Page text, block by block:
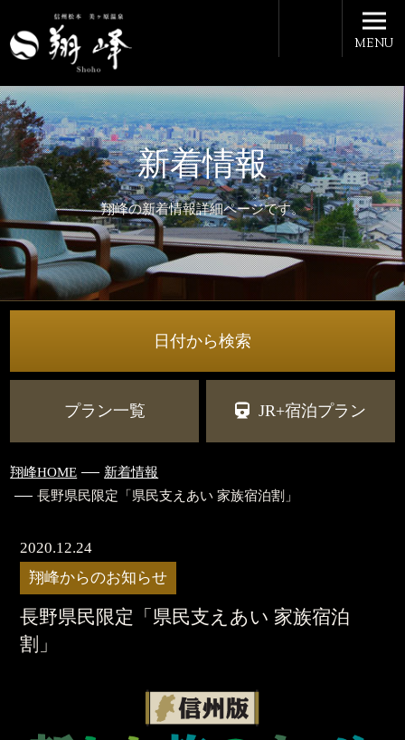
新着情報
翔峰の新着情報詳細ページです。
MENU
日付から検索
プラン一覧 JR+宿泊プラン
翔峰HOME
新着情報
長野県民限定「県民支えあい 家族宿泊割」
2020.12.24
翔峰からのお知らせ
長野県民限定「県民支えあい 家族宿泊
割」